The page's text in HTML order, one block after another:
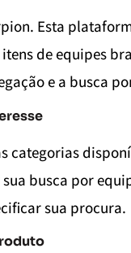
Esta
de equipes
e a busca
categorias
busca por
sua procura.